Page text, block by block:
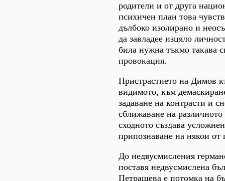
родители и от друга
психичен план това
дълбоко изолирано и
да завладее изцяло
била нужна тъкмо такава
провокация.
Пристрастието на Димов
видимото, към
задаване на контрасти и
сближаване на различното
сходното създава
припознаване на някои от
До недвусмисления
поставя недвусмислена
Петрашева е потомка на